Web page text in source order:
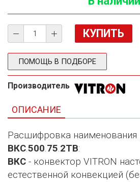
ПОМОЩЬ В ПОДБОРЕ
Производитель
ОПИСАНИЕ
Расшифровка наименования
ВКС.500.75.2ТВ:
ВКС - конвектор VITRON
естественной конвекцией